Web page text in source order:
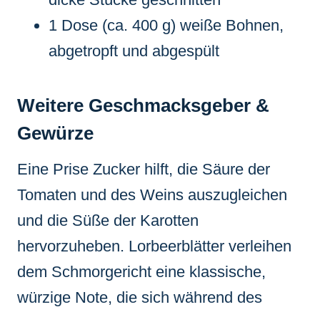
1 Dose (ca. 400 g) weiße Bohnen,
abgetropft und abgespült
Weitere Geschmacksgeber &
Gewürze
Eine Prise Zucker hilft, die Säure der
Tomaten und des Weins auszugleichen
und die Süße der Karotten
hervorzuheben. Lorbeerblätter verleihen
dem Schmorgericht eine klassische,
würzige Note, die sich während des